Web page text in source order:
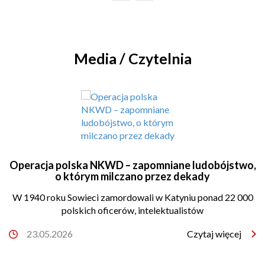
Media / Czytelnia
Operacja polska NKWD – zapomniane ludobójstwo,
o którym milczano przez dekady
W 1940 roku Sowieci zamordowali w Katyniu ponad 22 000
polskich oficerów, intelektualistów
23.05.2026 Czytaj więcej